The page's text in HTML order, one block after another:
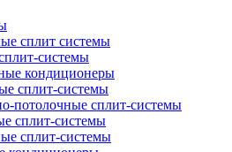
сплит системы
системы
кондиционеры
сплит-системы
потолочные сплит-системы
сплит-системы
сплит-системы